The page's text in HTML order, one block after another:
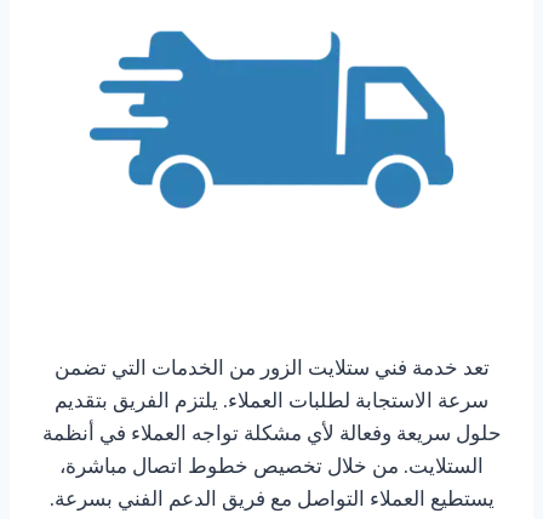
تعد خدمة فني ستلايت الزور من الخدمات التي تضمن
سرعة الاستجابة لطلبات العملاء. يلتزم الفريق بتقديم
حلول سريعة وفعالة لأي مشكلة تواجه العملاء في أنظمة
الستلايت. من خلال تخصيص خطوط اتصال مباشرة،
يستطيع العملاء التواصل مع فريق الدعم الفني بسرعة.